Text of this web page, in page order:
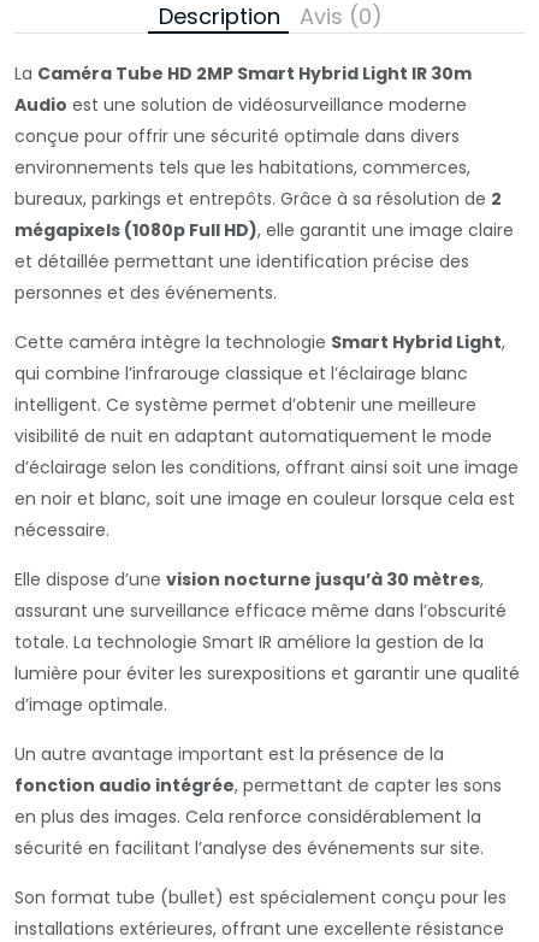
Description Avis (0)
La Caméra Tube HD 2MP Smart Hybrid Light IR 30m
Audio est une solution de vidéosurveillance moderne
conçue pour offrir une sécurité optimale dans divers
environnements tels que les habitations, commerces,
bureaux, parkings et entrepôts. Grâce à sa résolution de 2
mégapixels (1080p Full HD), elle garantit une image claire
et détaillée permettant une identification précise des
personnes et des événements.
Cette caméra intègre la technologie Smart Hybrid Light,
qui combine l’infrarouge classique et l’éclairage blanc
intelligent. Ce système permet d’obtenir une meilleure
visibilité de nuit en adaptant automatiquement le mode
d’éclairage selon les conditions, offrant ainsi soit une image
en noir et blanc, soit une image en couleur lorsque cela est
nécessaire.
Elle dispose d’une vision nocturne jusqu’à 30 mètres,
assurant une surveillance efficace même dans l’obscurité
totale. La technologie Smart IR améliore la gestion de la
lumière pour éviter les surexpositions et garantir une qualité
d’image optimale.
Un autre avantage important est la présence de la
fonction audio intégrée, permettant de capter les sons
en plus des images. Cela renforce considérablement la
sécurité en facilitant l’analyse des événements sur site.
Son format tube (bullet) est spécialement conçu pour les
installations extérieures, offrant une excellente résistance